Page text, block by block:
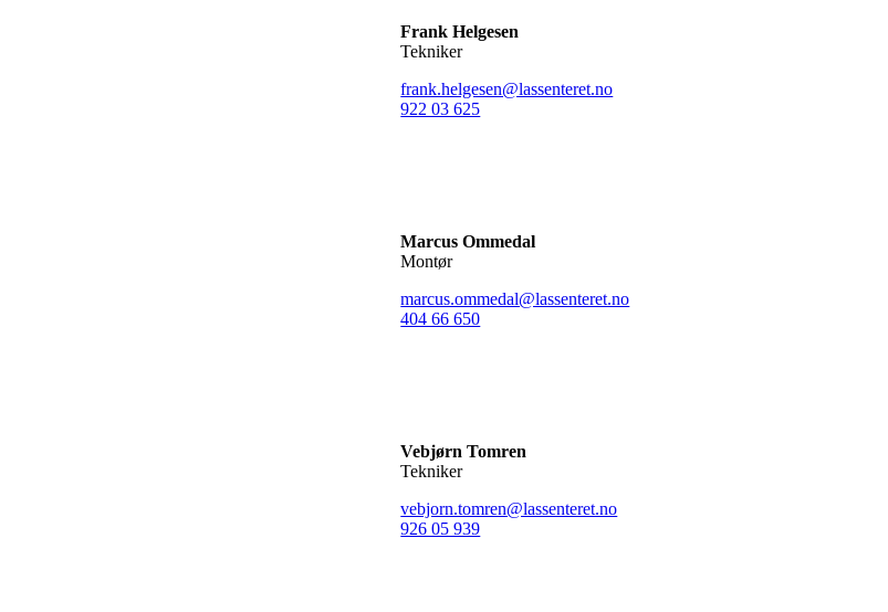
Frank Helgesen
Tekniker
frank.helgesen@lassenteret.no
922 03 625
Marcus Ommedal
Montør
marcus.ommedal@lassenteret.no
404 66 650
Vebjørn Tomren
Tekniker
vebjorn.tomren@lassenteret.no
926 05 939